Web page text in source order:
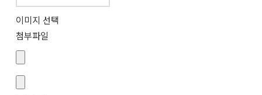
이미지 선택
첨부파일